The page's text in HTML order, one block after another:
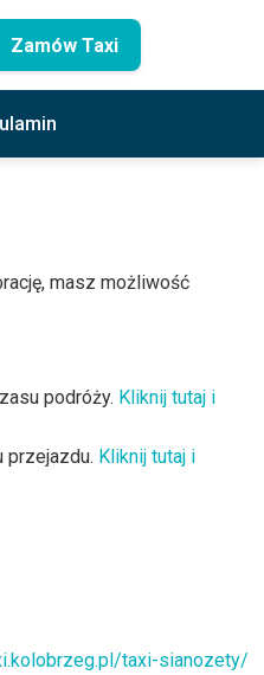
Zamów Taxi
masz możliwość
podróży. Kliknij tutaj i
przejazdu. Kliknij tutaj i
taxi-sianozety/